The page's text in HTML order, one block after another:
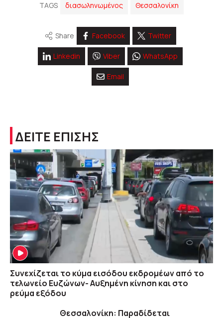
TAGS διασωληνωμένος Θεσσαλονίκη
Share Facebook Twitter
Linkedin Viber WhatsApp
Email
ΔΕΙΤΕ ΕΠΙΣΗΣ
Συνεχίζεται το κύμα εισόδου εκδρομέων από το
τελωνείο Ευζώνων- Αυξημένη κίνηση και στο
ρεύμα εξόδου
Θεσσαλονίκη: Παραδίδεται